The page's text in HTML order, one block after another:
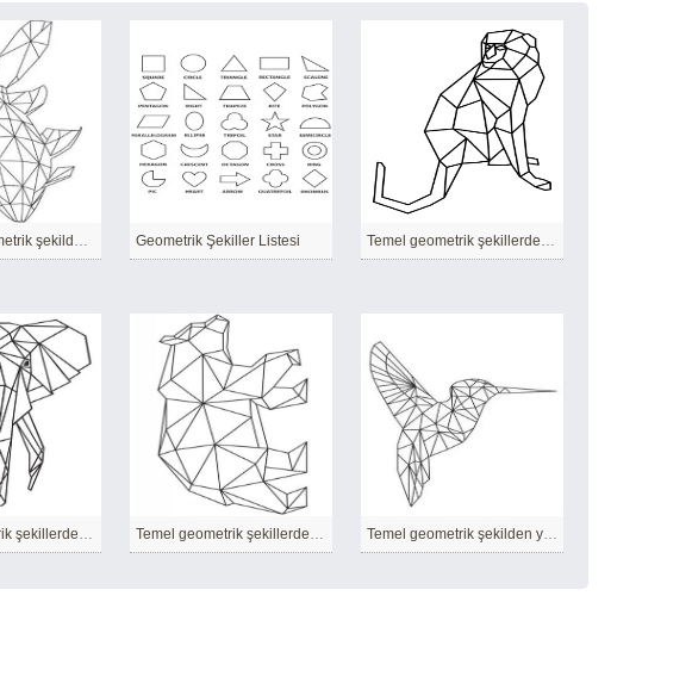
Temel bir geometrik şekilden yapılmış balık Geometrik Şekiller Listesi Temel geometrik şekillerden yapılmış maymun
Temel geometrik şekillerden yapılmış fil Temel geometrik şekillerden yapılmış ayı Temel geometrik şekilden yapılmış sinek kuşu